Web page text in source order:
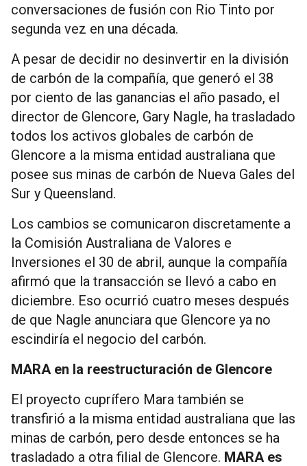
conversaciones de fusión con Rio Tinto por
segunda vez en una década.
A pesar de decidir no desinvertir en la división
de carbón de la compañía, que generó el 38
por ciento de las ganancias el año pasado, el
director de Glencore, Gary Nagle, ha trasladado
todos los activos globales de carbón de
Glencore a la misma entidad australiana que
posee sus minas de carbón de Nueva Gales del
Sur y Queensland.
Los cambios se comunicaron discretamente a
la Comisión Australiana de Valores e
Inversiones el 30 de abril, aunque la compañía
afirmó que la transacción se llevó a cabo en
diciembre. Eso ocurrió cuatro meses después
de que Nagle anunciara que Glencore ya no
escindiría el negocio del carbón.
MARA en la reestructuración de Glencore
El proyecto cuprífero Mara también se
transfirió a la misma entidad australiana que las
minas de carbón, pero desde entonces se ha
trasladado a otra filial de Glencore. MARA es